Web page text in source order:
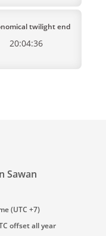
twilight end
20:04:36
Sawan
(UTC +7)
offset all year